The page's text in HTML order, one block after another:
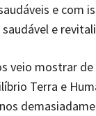
e com
e
veio mostrar
Terra e